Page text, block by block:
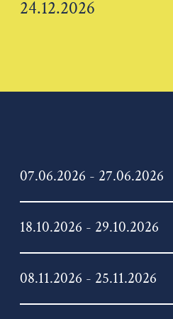
24.12.2026
07.06.2026 - 27.06.2026
18.10.2026 - 29.10.2026
08.11.2026 - 25.11.2026